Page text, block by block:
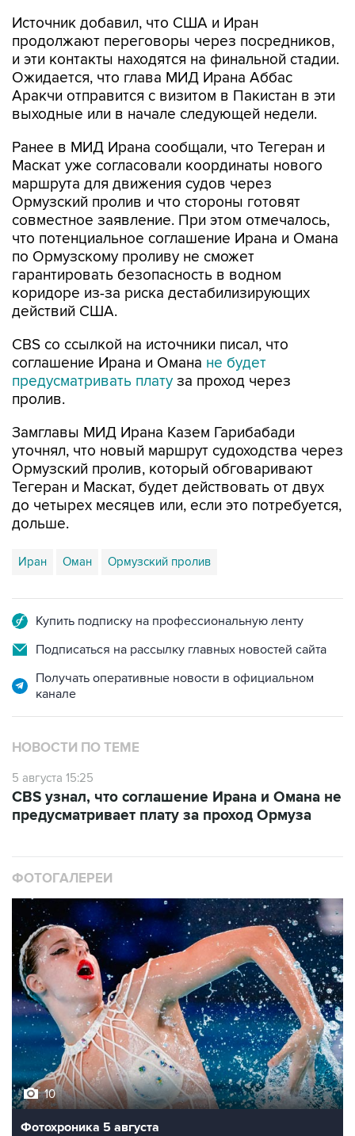
Источник добавил, что США и Иран
продолжают переговоры через посредников,
и эти контакты находятся на финальной стадии.
Ожидается, что глава МИД Ирана Аббас
Аракчи отправится с визитом в Пакистан в эти
выходные или в начале следующей недели.
Ранее в МИД Ирана сообщали, что Тегеран и
Маскат уже согласовали координаты нового
маршрута для движения судов через
Ормузский пролив и что стороны готовят
совместное заявление. При этом отмечалось,
что потенциальное соглашение Ирана и Омана
по Ормузскому проливу не сможет
гарантировать безопасность в водном
коридоре из-за риска дестабилизирующих
действий США.
CBS со ссылкой на источники писал, что
соглашение Ирана и Омана не будет
предусматривать плату за проход через
пролив.
Замглавы МИД Ирана Казем Гарибабади
уточнял, что новый маршрут судоходства через
Ормузский пролив, который обговаривают
Тегеран и Маскат, будет действовать от двух
до четырех месяцев или, если это потребуется,
дольше.
Иран Оман Ормузский пролив
Купить подписку на профессиональную ленту
Подписаться на рассылку главных новостей сайта
Получать оперативные новости в официальном
канале
НОВОСТИ ПО ТЕМЕ
5 августа 15:25
CBS узнал, что соглашение Ирана и Омана не
предусматривает плату за проход Ормуза
ФОТОГАЛЕРЕИ
10
Фотохроника 5 августа